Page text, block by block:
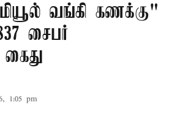
வங்கி கணக்கு"
சைபர்
1:05 pm